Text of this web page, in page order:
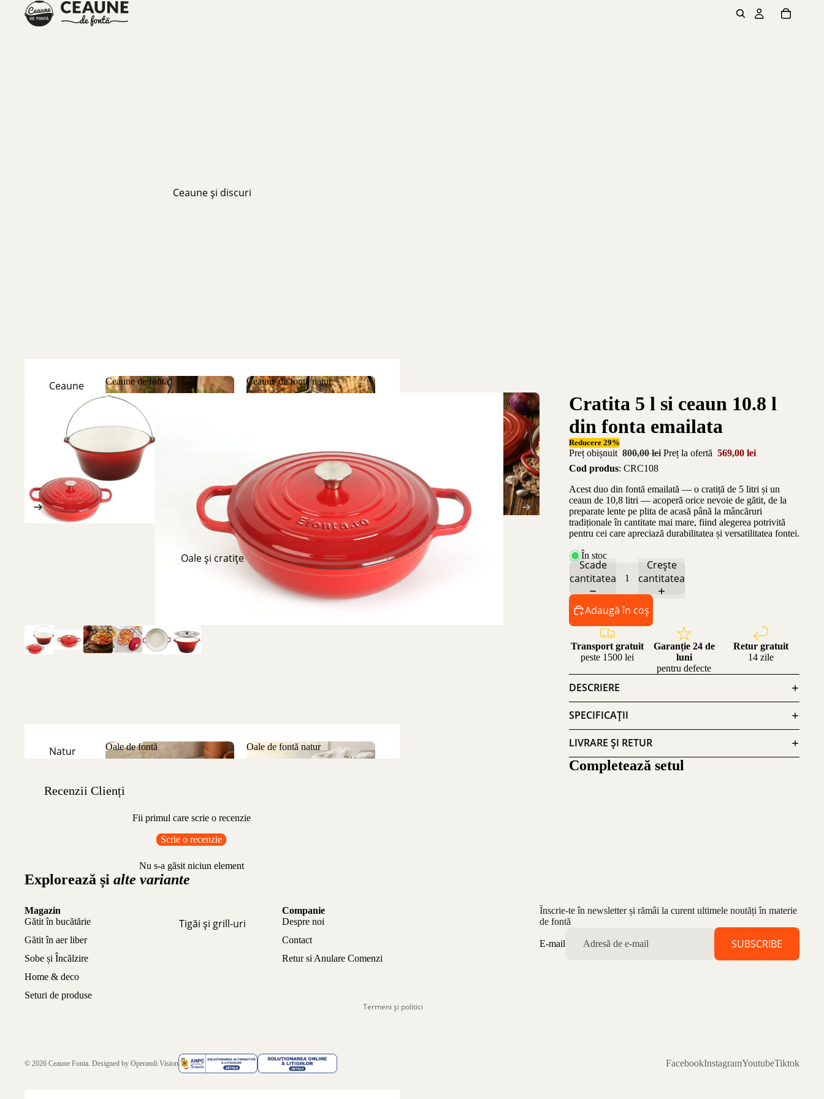
Ceaune și discuri
Ceaune
Ceaune
Emailate
Discuri
de fontă
Ceaune de fontă
Ceaune de fontă
Ceaune de fontă natur
Oale și cratițe
Natur
Oale de fontă
Oale de fontă natur
Tigăi și grill-uri
Cratita 5 l si ceaun 10.8 l
din fonta emailata
Reducere 29%
Preț obișnuit 800,00 lei Preț la ofertă 569,00 lei
Cod produs: CRC108
Acest duo din fontă emailată — o cratiță de 5 litri și un
ceaun de 10,8 litri — acoperă orice nevoie de gătit, de la
preparate lente pe plita de acasă până la mâncăruri
tradiționale în cantitate mai mare, fiind alegerea potrivită
pentru cei care apreciază durabilitatea și versatilitatea fontei.
În stoc
Scade
cantitatea
Crește
cantitatea
Adaugă în coș
Transport gratuit
peste 1500 lei
Garanție 24 de
luni
pentru defecte
Retur gratuit
14 zile
DESCRIERE
SPECIFICAȚII
LIVRARE ȘI RETUR
Completează setul
Recenzii Clienți
Fii primul care scrie o recenzie
Scrie o recenzie
Nu s-a găsit niciun element
Explorează și alte variante
Magazin
Gătit în bucătărie
Gătit în aer liber
Sobe și Încălzire
Home & deco
Seturi de produse
Companie
Despre noi
Contact
Retur si Anulare Comenzi
Înscrie-te în newsletter și rămâi la curent ultimele noutăți în materie
de fontă
E-mail SUBSCRIBE
© 2026 Ceaune Fonta. Designed by Operandi Vision
Termeni și politici
FacebookInstagramYoutubeTiktok